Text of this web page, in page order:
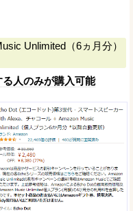
Unlimited（6ヵ月分）
人のみが購入可能